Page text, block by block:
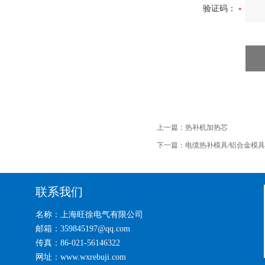
验证码：
上一篇： 热补机加热芯
下一篇： 电缆热补模具/铝合金模具
联系我们
名称：上海旺徐电气有限公司
邮箱：359845197@qq.com
传真：86-021-56146322
网址：www.wxrebuji.com